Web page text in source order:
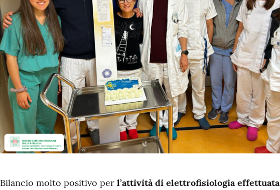
Bilancio molto positivo per l’attività di elettrofisiologia effettuata